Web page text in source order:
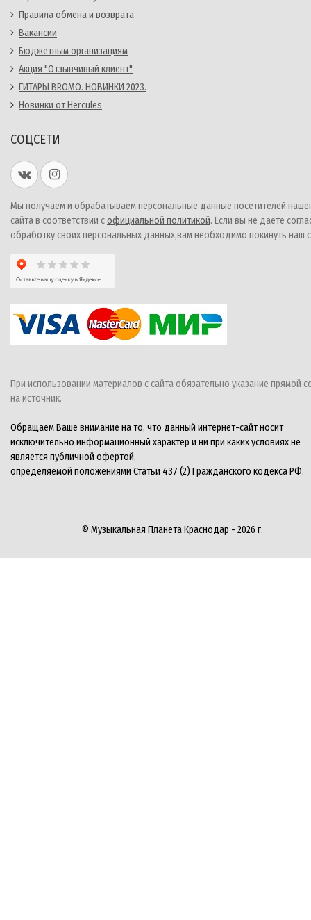
Правила обмена и возврата
Вакансии
Бюджетным организациям
Акция "Отзывчивый клиент"
ГИТАРЫ BROMO. НОВИНКИ 2023.
Новинки от Hercules
СОЦСЕТИ
Мы получаем и обрабатываем персональные данные посетителей
сайта в соответствии софициальной политикой. Если вы не даете
обработку своих персональных данных,вам необходимо покинуть наш
При использовании материалов с сайта обязательно указание прямой
на источник.
Обращаем Ваше внимание на то, что данный интернет-сайт носит
исключительно информационный характер и ни при каких условиях не
является публичной офертой,
определяемой положениями Статьи 437 (2) Гражданского кодекса РФ.
© Музыкальная Планета Краснодар - 2026 г.